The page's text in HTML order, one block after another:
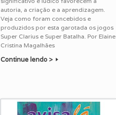
autoria, a criação e a aprendizagem.
Veja como foram concebidos e
produzidos por esta garotada os jogos
Super Clarius e Super Batalha. Por Elaine
Cristina Magalhães
Continue lendo >